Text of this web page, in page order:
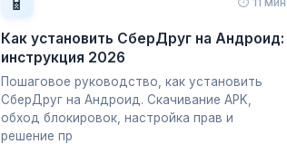
Как установить СберДруг на Андроид:
инструкция 2026
Пошаговое руководство, как установить
СберДруг на Андроид. Скачивание APK,
обход блокировок, настройка прав и
решение пр